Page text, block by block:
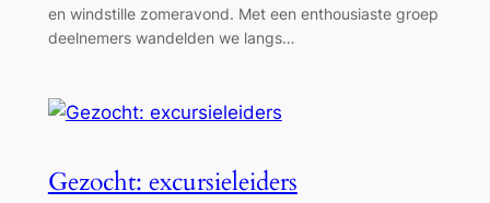
en windstille zomeravond. Met een enthousiaste groep
deelnemers wandelden we langs…
Gezocht: excursieleiders